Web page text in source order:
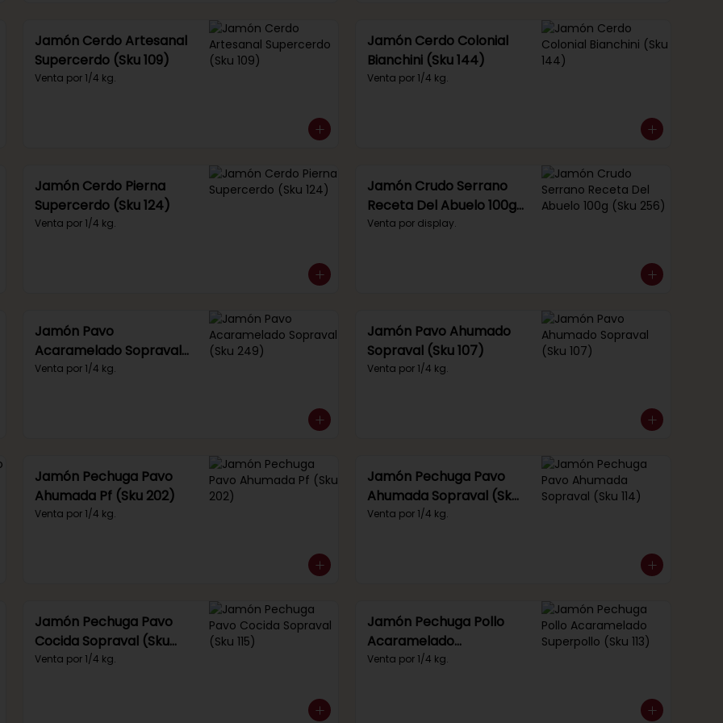
Jamón Cerdo Artesanal
Supercerdo (Sku 109)
Venta por 1/4 kg.
Jamón Cerdo Colonial
Bianchini (Sku 144)
Venta por 1/4 kg.
Jamón Cerdo Pierna
Supercerdo (Sku 124)
Venta por 1/4 kg.
Jamón Crudo Serrano
Receta Del Abuelo 100g
(Sku 256)
Venta por display.
Jamón Pavo
Acaramelado Sopraval
(Sku 249)
Venta por 1/4 kg.
Jamón Pavo Ahumado
Sopraval (Sku 107)
Venta por 1/4 kg.
Jamón Pechuga Pavo
Ahumada Pf (Sku 202)
Venta por 1/4 kg.
Jamón Pechuga Pavo
Ahumada Sopraval (Sku
114)
Venta por 1/4 kg.
Jamón Pechuga Pavo
Cocida Sopraval (Sku
115)
Venta por 1/4 kg.
Jamón Pechuga Pollo
Acaramelado
Superpollo (Sku 113)
Venta por 1/4 kg.